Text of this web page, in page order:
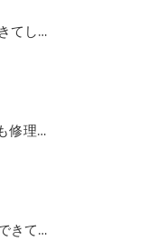
『画面が浮いてきてしまったPixelも修理可能？』淀川区西三国よりバッテリー交換でご来店♪【Google Pixel5】
『Galaxyの画面も修理できるって本当ですか？』豊中市服部本町より画面修理でご来店♪【Galaxy Note10+】
『画面にシミができてしまったのも直せますか？』豊中市南桜塚より画面修理でご来店♪【iPhone11Pro】